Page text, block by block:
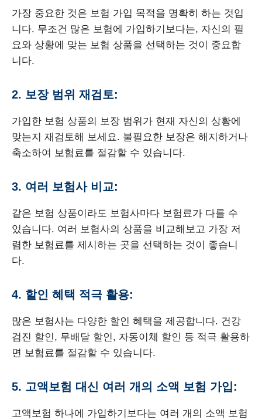
가장 중요한 것은 보험 가입 목적을 명확히 하는 것입
니다. 무조건 많은 보험에 가입하기보다는, 자신의 필
요와 상황에 맞는 보험 상품을 선택하는 것이 중요합
니다.
2. 보장 범위 재검토:
가입한 보험 상품의 보장 범위가 현재 자신의 상황에
맞는지 재검토해 보세요. 불필요한 보장은 해지하거나
축소하여 보험료를 절감할 수 있습니다.
3. 여러 보험사 비교:
같은 보험 상품이라도 보험사마다 보험료가 다를 수
있습니다. 여러 보험사의 상품을 비교해보고 가장 저
렴한 보험료를 제시하는 곳을 선택하는 것이 좋습니
다.
4. 할인 혜택 적극 활용:
많은 보험사는 다양한 할인 혜택을 제공합니다. 건강
검진 할인, 무배달 할인, 자동이체 할인 등 적극 활용하
면 보험료를 절감할 수 있습니다.
5. 고액보험 대신 여러 개의 소액 보험 가입:
고액보험 하나에 가입하기보다는 여러 개의 소액 보험